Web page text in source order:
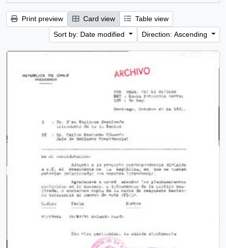
Print preview Card view
Table view
Sort by: Date modified
Direction: Ascending